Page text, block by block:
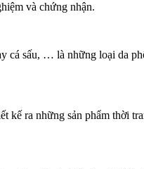
và chứng nhận.
cá sấu, … là những loại da
ra những sản phẩm thời